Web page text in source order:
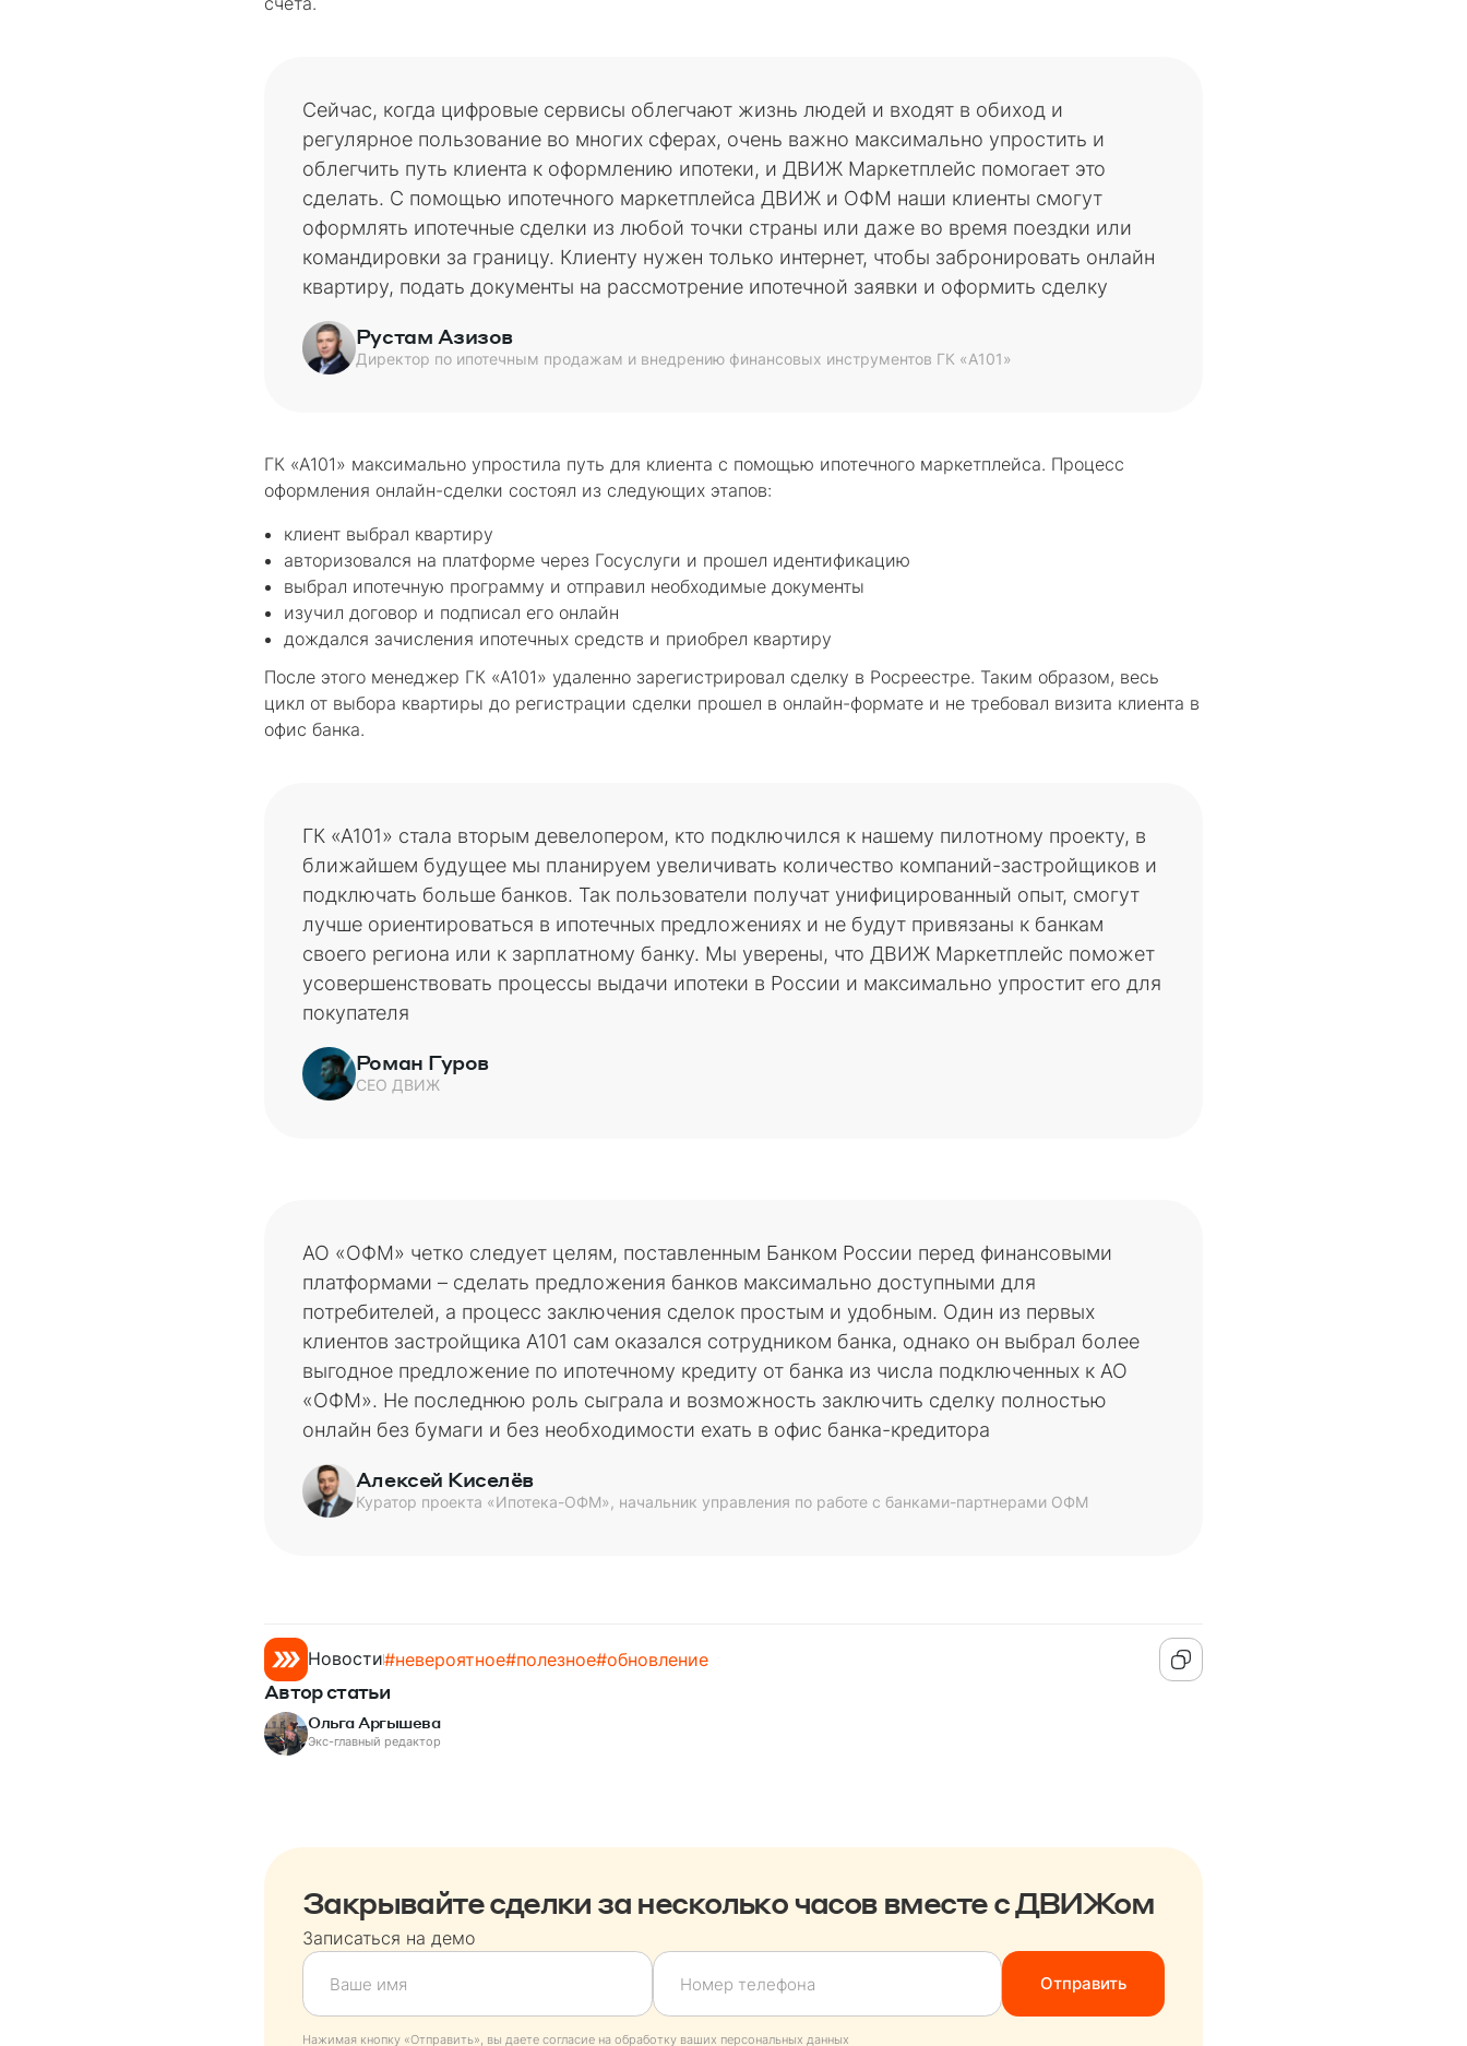
Сейчас, когда цифровые сервисы облегчают жизнь людей и входят в обиход и
регулярное пользование во многих сферах, очень важно максимально упростить и
облегчить путь клиента к оформлению ипотеки, и ДВИЖ Маркетплейс помогает это
сделать. С помощью ипотечного маркетплейса ДВИЖ и ОФМ наши клиенты смогут
оформлять ипотечные сделки из любой точки страны или даже во время поездки или
командировки за границу. Клиенту нужен только интернет, чтобы забронировать онлайн
квартиру, подать документы на рассмотрение ипотечной заявки и оформить сделку
Рустам Азизов
Директор по ипотечным продажам и внедрению финансовых инструментов ГК «А101»
ГК «А101» максимально упростила путь для клиента с помощью ипотечного маркетплейса. Процесс
оформления онлайн-сделки состоял из следующих этапов:
клиент выбрал квартиру
авторизовался на платформе через Госуслуги и прошел идентификацию
выбрал ипотечную программу и отправил необходимые документы
изучил договор и подписал его онлайн
дождался зачисления ипотечных средств и приобрел квартиру
После этого менеджер ГК «А101» удаленно зарегистрировал сделку в Росреестре. Таким образом, весь
цикл от выбора квартиры до регистрации сделки прошел в онлайн-формате и не требовал визита клиента в
офис банка.
ГК «А101» стала вторым девелопером, кто подключился к нашему пилотному проекту, в
ближайшем будущее мы планируем увеличивать количество компаний-застройщиков и
подключать больше банков. Так пользователи получат унифицированный опыт, смогут
лучше ориентироваться в ипотечных предложениях и не будут привязаны к банкам
своего региона или к зарплатному банку. Мы уверены, что ДВИЖ Маркетплейс поможет
усовершенствовать процессы выдачи ипотеки в России и максимально упростит его для
покупателя
Роман Гуров
CEO ДВИЖ
АО «ОФМ» четко следует целям, поставленным Банком России перед финансовыми
платформами – сделать предложения банков максимально доступными для
потребителей, а процесс заключения сделок простым и удобным. Один из первых
клиентов застройщика А101 сам оказался сотрудником банка, однако он выбрал более
выгодное предложение по ипотечному кредиту от банка из числа подключенных к АО
«ОФМ». Не последнюю роль сыграла и возможность заключить сделку полностью
онлайн без бумаги и без необходимости ехать в офис банка-кредитора
Алексей Киселёв
Куратор проекта «Ипотека-ОФМ», начальник управления по работе с банками-партнерами ОФМ
Новости#невероятное#полезное#обновление
Автор статьи
Ольга Аргышева
Экс-главный редактор
Закрывайте сделки за несколько часов вместе с ДВИЖом
Записаться на демо
Нажимая кнопку «Отправить», вы даете согласие на обработку ваших персональных данных